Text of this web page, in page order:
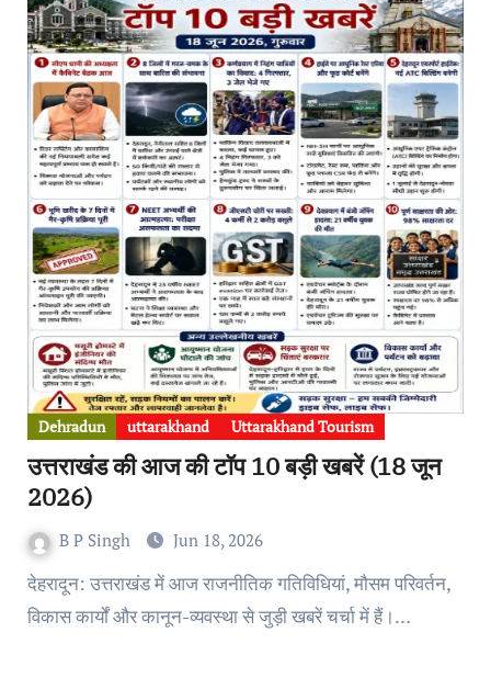
Dehradun uttarakhand Uttarakhand Tourism
उत्तराखंड की आज की टॉप 10 बड़ी खबरें (18 जून
2026)
B P Singh Jun 18, 2026
देहरादून: उत्तराखंड में आज राजनीतिक गतिविधियां, मौसम परिवर्तन,
विकास कार्यों और कानून-व्यवस्था से जुड़ी खबरें चर्चा में हैं।…